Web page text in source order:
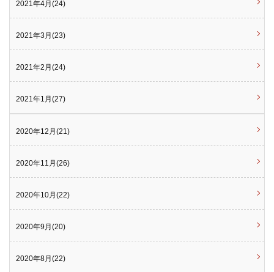
2021年4月(24)
2021年3月(23)
2021年2月(24)
2021年1月(27)
2020年12月(21)
2020年11月(26)
2020年10月(22)
2020年9月(20)
2020年8月(22)